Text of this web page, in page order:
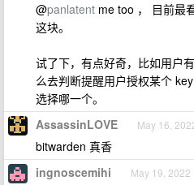
@panlatent me too ， 目前最
这块。
试了下，有点好奇，比如用户
么去判断提醒用户授权某个
选择哪一个。
AssassinLOVE May 16,
bitwarden 真香
ingnoscemihi May 19, 2022